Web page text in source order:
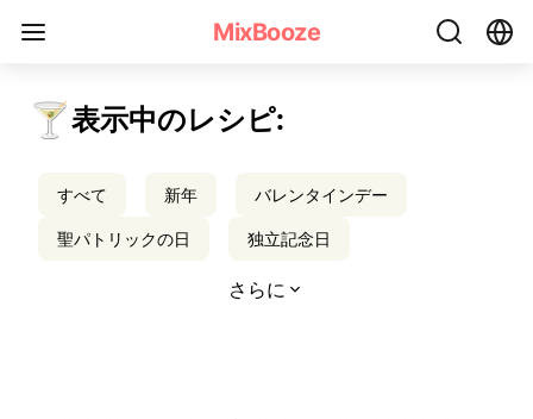
MixBooze
🍸表示中のレシピ:
すべて 新年
バレンタインデー
聖パトリックの日
独立記念日
さらに